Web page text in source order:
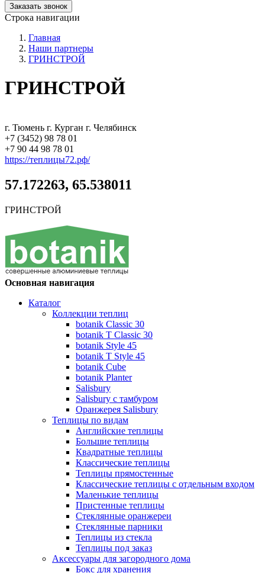
Заказать звонок
Строка навигации
Главная
Наши партнеры
ГРИНСТРОЙ
ГРИНСТРОЙ
г. Тюмень г. Курган г. Челябинск
+7 (3452) 98 78 01
+7 90 44 98 78 01
https://теплицы72.рф/
57.172263, 65.538011
ГРИНСТРОЙ
Основная навигация
Каталог
Коллекции теплиц
botanik Classic 30
botanik T Classic 30
botanik Style 45
botanik Т Style 45
botanik Cube
botanik Planter
Salisbury
Salisbury с тамбуром
Оранжерея Salisbury
Теплицы по видам
Английские теплицы
Большие теплицы
Квадратные теплицы
Классические теплицы
Теплицы прямостенные
Классические теплицы с отдельным входом
Маленькие теплицы
Пристенные теплицы
Стеклянные оранжереи
Стеклянные парники
Теплицы из стекла
Теплицы под заказ
Аксессуары для загородного дома
Бокс для хранения